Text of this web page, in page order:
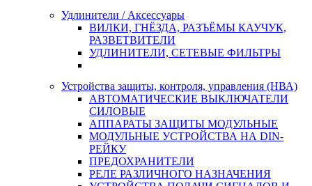
Удлинители / Аксессуары
ВИЛКИ, ГНЁЗДА, РАЗЪЁМЫ КАУЧУК,
РАЗВЕТВИТЕЛИ
УДЛИНИТЕЛИ, СЕТЕВЫЕ ФИЛЬТРЫ
Устройства защиты, контроля, управления (НВА)
АВТОМАТИЧЕСКИЕ ВЫКЛЮЧАТЕЛИ
СИЛОВЫЕ
АППАРАТЫ ЗАЩИТЫ МОДУЛЬНЫЕ
МОДУЛЬНЫЕ УСТРОЙСТВА НА DIN-
РЕЙКУ
ПРЕДОХРАНИТЕЛИ
РЕЛЕ РАЗЛИЧНОГО НАЗНАЧЕНИЯ